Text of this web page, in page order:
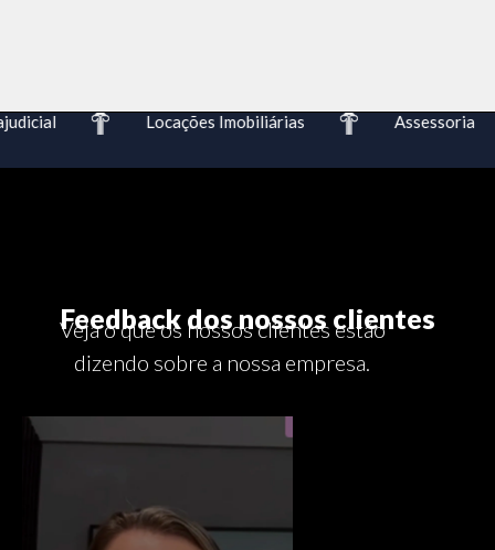
Locações Imobiliárias Assessoria
Feedback dos nossos clientes
Veja o que os nossos clientes estão
dizendo sobre a nossa empresa.